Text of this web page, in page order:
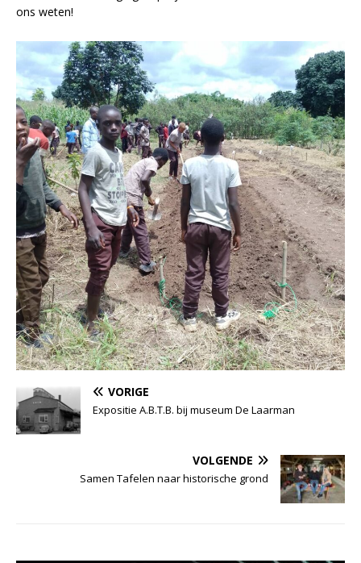
ons weten!
VORIGE
Expositie A.B.T.B. bij museum De Laarman
VOLGENDE
Samen Tafelen naar historische grond